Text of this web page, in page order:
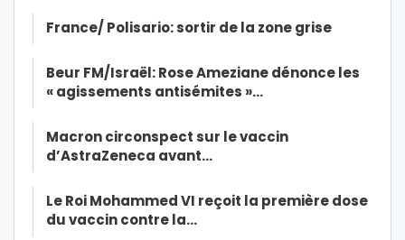
France/ Polisario: sortir de la zone grise
Beur FM/Israël: Rose Ameziane dénonce les
« agissements antisémites »…
Macron circonspect sur le vaccin
d’AstraZeneca avant…
Le Roi Mohammed VI reçoit la première dose
du vaccin contre la…